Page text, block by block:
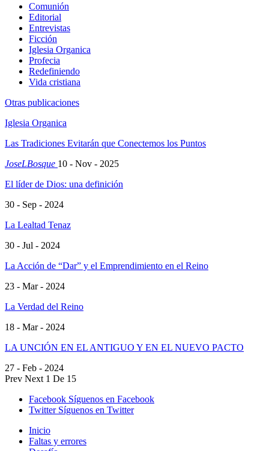
Comunión
Editorial
Entrevistas
Ficción
Iglesia Organica
Profecia
Redefiniendo
Vida cristiana
Otras publicaciones
Iglesia Organica
Las Tradiciones Evitarán que Conectemos los Puntos
JoseLBosque 10 - Nov - 2025
El líder de Dios: una definición
30 - Sep - 2024
La Lealtad Tenaz
30 - Jul - 2024
La Acción de “Dar” y el Emprendimiento en el Reino
23 - Mar - 2024
La Verdad del Reino
18 - Mar - 2024
LA UNCIÓN EN EL ANTIGUO Y EN EL NUEVO PACTO
27 - Feb - 2024
Prev Next 1 De 15
Facebook Síguenos en Facebook
Twitter Síguenos en Twitter
Inicio
Faltas y errores